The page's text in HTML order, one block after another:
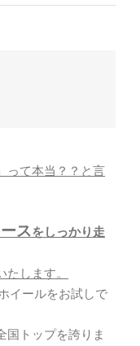
って本当？？と言
スをしっかり 走
します。
イールをお試しで
国トップを誇りま